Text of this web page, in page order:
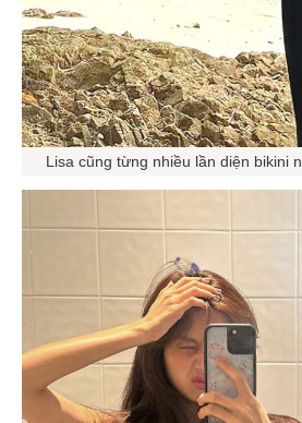
Lisa cũng từng nhiều lần diện bikini